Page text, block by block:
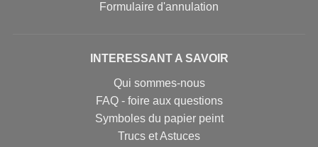
Formulaire d'annulation
INTERESSANT A SAVOIR
Qui sommes-nous
FAQ - foire aux questions
Symboles du papier peint
Trucs et Astuces